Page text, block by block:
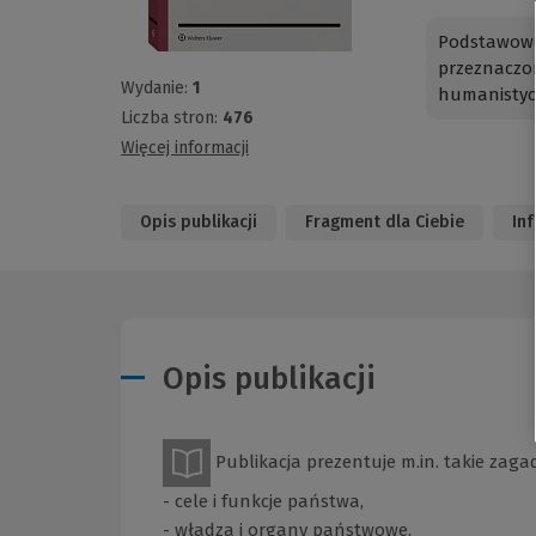
Wydanie: 1
Liczba stron: 476
Więcej informacji
Opis publikacji Fragment dla Ciebie
Opis publikacji
Publikacja prezentuje m.in. takie
- cele i funkcje państwa,
- władza i organy państwowe,